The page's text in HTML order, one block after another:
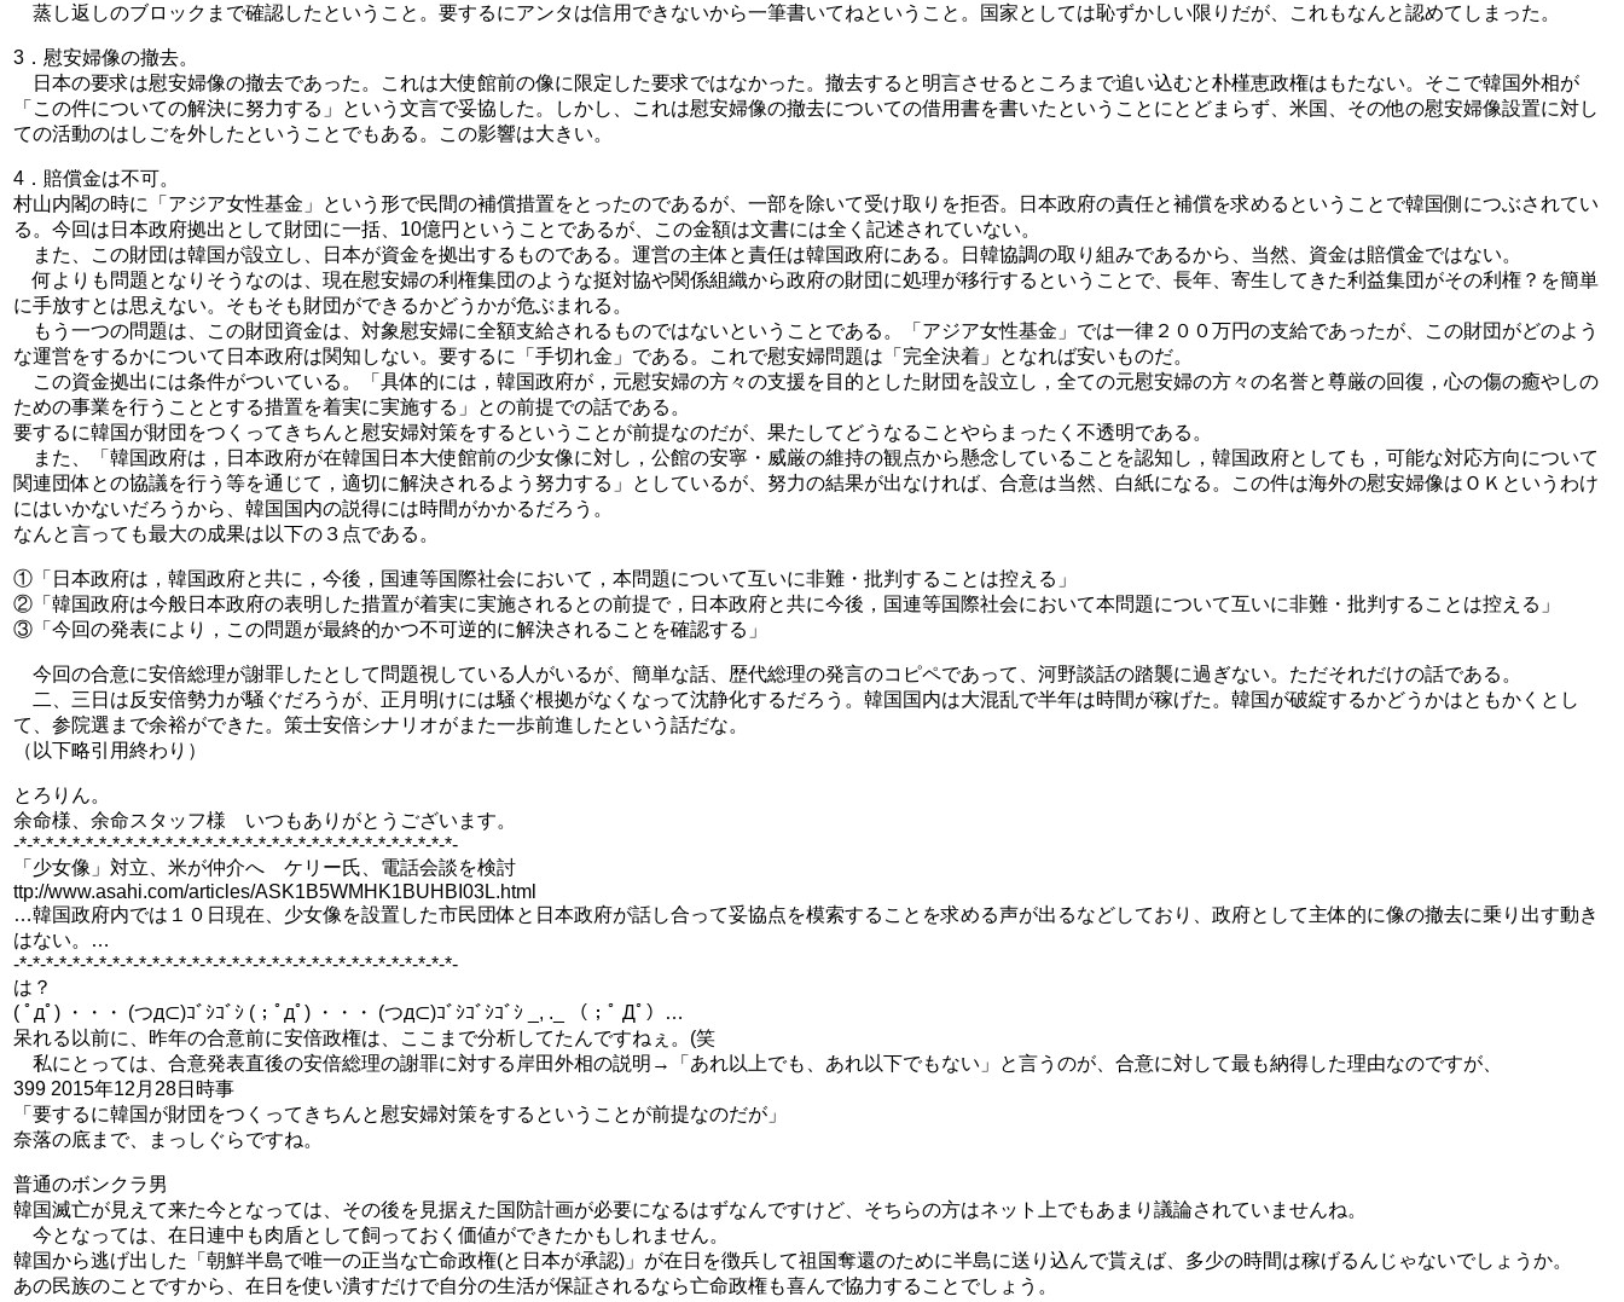
蒸し返しのブロックまで確認したということ。要するにアンタは信用できないから一筆書いてねということ。国家としては恥ずかしい限りだが、これもなんと認めてしまった。
3．慰安婦像の撤去。
日本の要求は慰安婦像の撤去であった。これは大使館前の像に限定した要求ではなかった。撤去すると明言させるところまで追い込むと朴槿恵政権はもたない。そこで韓国外相が
「この件についての解決に努力する」という文言で妥協した。しかし、これは慰安婦像の撤去についての借用書を書いたということにとどまらず、米国、その他の慰安婦像設置に対し
ての活動のはしごを外したということでもある。この影響は大きい。
4．賠償金は不可。
村山内閣の時に「アジア女性基金」という形で民間の補償措置をとったのであるが、一部を除いて受け取りを拒否。日本政府の責任と補償を求めるということで韓国側につぶされてい
る。今回は日本政府拠出として財団に一括、10億円ということであるが、この金額は文書には全く記述されていない。
また、この財団は韓国が設立し、日本が資金を拠出するものである。運営の主体と責任は韓国政府にある。日韓協調の取り組みであるから、当然、資金は賠償金ではない。
何よりも問題となりそうなのは、現在慰安婦の利権集団のような挺対協や関係組織から政府の財団に処理が移行するということで、長年、寄生してきた利益集団がその利権？を簡単
に手放すとは思えない。そもそも財団ができるかどうかが危ぶまれる。
もう一つの問題は、この財団資金は、対象慰安婦に全額支給されるものではないということである。「アジア女性基金」では一律２００万円の支給であったが、この財団がどのよう
な運営をするかについて日本政府は関知しない。要するに「手切れ金」である。これで慰安婦問題は「完全決着」となれば安いものだ。
この資金拠出には条件がついている。「具体的には，韓国政府が，元慰安婦の方々の支援を目的とした財団を設立し，全ての元慰安婦の方々の名誉と尊厳の回復，心の傷の癒やしの
ための事業を行うこととする措置を着実に実施する」との前提での話である。
要するに韓国が財団をつくってきちんと慰安婦対策をするということが前提なのだが、果たしてどうなることやらまったく不透明である。
また、「韓国政府は，日本政府が在韓国日本大使館前の少女像に対し，公館の安寧・威厳の維持の観点から懸念していることを認知し，韓国政府としても，可能な対応方向について
関連団体との協議を行う等を通じて，適切に解決されるよう努力する」としているが、努力の結果が出なければ、合意は当然、白紙になる。この件は海外の慰安婦像はＯＫというわけ
にはいかないだろうから、韓国国内の説得には時間がかかるだろう。
なんと言っても最大の成果は以下の３点である。
①「日本政府は，韓国政府と共に，今後，国連等国際社会において，本問題について互いに非難・批判することは控える」
②「韓国政府は今般日本政府の表明した措置が着実に実施されるとの前提で，日本政府と共に今後，国連等国際社会において本問題について互いに非難・批判することは控える」
③「今回の発表により，この問題が最終的かつ不可逆的に解決されることを確認する」
今回の合意に安倍総理が謝罪したとして問題視している人がいるが、簡単な話、歴代総理の発言のコピペであって、河野談話の踏襲に過ぎない。ただそれだけの話である。
二、三日は反安倍勢力が騒ぐだろうが、正月明けには騒ぐ根拠がなくなって沈静化するだろう。韓国国内は大混乱で半年は時間が稼げた。韓国が破綻するかどうかはともかくとし
て、参院選まで余裕ができた。策士安倍シナリオがまた一歩前進したという話だな。
（以下略引用終わり）
とろりん。
余命様、余命スタッフ様 いつもありがとうございます。
-*-*-*-*-*-*-*-*-*-*-*-*-*-*-*-*-*-*-*-*-*-*-*-*-*-*-*-*-*-*-*-*-*-
「少女像」対立、米が仲介へ ケリー氏、電話会談を検討
ttp://www.asahi.com/articles/ASK1B5WMHK1BUHBI03L.html
…韓国政府内では１０日現在、少女像を設置した市民団体と日本政府が話し合って妥協点を模索することを求める声が出るなどしており、政府として主体的に像の撤去に乗り出す動き
はない。…
-*-*-*-*-*-*-*-*-*-*-*-*-*-*-*-*-*-*-*-*-*-*-*-*-*-*-*-*-*-*-*-*-*-
は？
( ﾟдﾟ) ・・・ (つд⊂)ｺﾞｼｺﾞｼ (；ﾟдﾟ) ・・・ (つд⊂)ｺﾞｼｺﾞｼｺﾞｼ _, ._ （；ﾟ Дﾟ）…
呆れる以前に、昨年の合意前に安倍政権は、ここまで分析してたんですねぇ。(笑
私にとっては、合意発表直後の安倍総理の謝罪に対する岸田外相の説明→「あれ以上でも、あれ以下でもない」と言うのが、合意に対して最も納得した理由なのですが、
399 2015年12月28日時事
「要するに韓国が財団をつくってきちんと慰安婦対策をするということが前提なのだが」
奈落の底まで、まっしぐらですね。
普通のボンクラ男
韓国滅亡が見えて来た今となっては、その後を見据えた国防計画が必要になるはずなんですけど、そちらの方はネット上でもあまり議論されていませんね。
今となっては、在日連中も肉盾として飼っておく価値ができたかもしれません。
韓国から逃げ出した「朝鮮半島で唯一の正当な亡命政権(と日本が承認)」が在日を徴兵して祖国奪還のために半島に送り込んで貰えば、多少の時間は稼げるんじゃないでしょうか。
あの民族のことですから、在日を使い潰すだけで自分の生活が保証されるなら亡命政権も喜んで協力することでしょう。